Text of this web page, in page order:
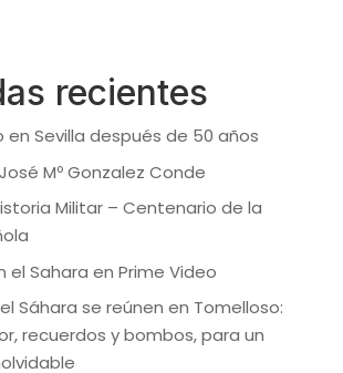
recientes
en Sevilla después de 50 años
Mº Gonzalez Conde
Militar – Centenario de la
el Sahara en Prime Video
Sáhara se reúnen en Tomelloso:
recuerdos y bombos, para un